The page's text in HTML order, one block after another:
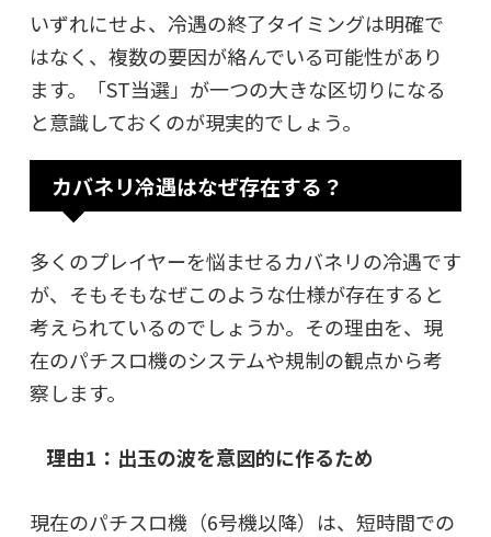
いずれにせよ、冷遇の終了タイミングは明確で
はなく、複数の要因が絡んでいる可能性があり
ます。
「ST当選」が一つの大きな区切りになる
と意識しておくのが現実的でしょう。
カバネリ冷遇はなぜ存在する？
多くのプレイヤーを悩ませるカバネリの冷遇です
が、そもそもなぜこのような仕様が存在すると
考えられているのでしょうか。その理由を、現
在のパチスロ機のシステムや規制の観点から考
察します。
理由1：出玉の波を意図的に作るため
現在のパチスロ機（6号機以降）は、短時間での